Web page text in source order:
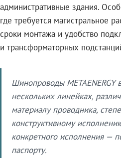
административные здания.
где требуется магистральное
сроки монтажа и удобство
и трансформаторных
Шинопроводы METAENERGY
нескольких линейках,
материалу проводника,
конструктивному
конкретного исполнения —
паспорту.